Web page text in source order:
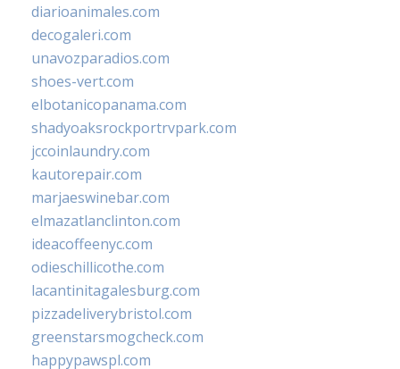
diarioanimales.com
decogaleri.com
unavozparadios.com
shoes-vert.com
elbotanicopanama.com
shadyoaksrockportrvpark.com
jccoinlaundry.com
kautorepair.com
marjaeswinebar.com
elmazatlanclinton.com
ideacoffeenyc.com
odieschillicothe.com
lacantinitagalesburg.com
pizzadeliverybristol.com
greenstarsmogcheck.com
happypawspl.com